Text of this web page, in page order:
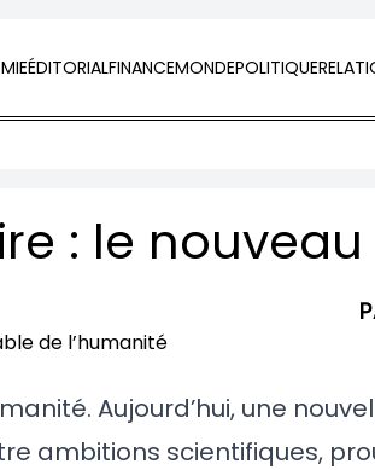
ÉDITORIALFINANCEMONDEPOLITIQUE
Aujourd’hui, une
ambitions scientifiques,